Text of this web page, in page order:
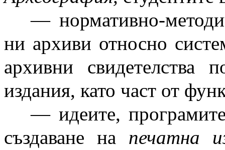
— нормативно-
ни архиви относно
архивни свидетелства
издания, като част от
— идеите,
създаване на печатна